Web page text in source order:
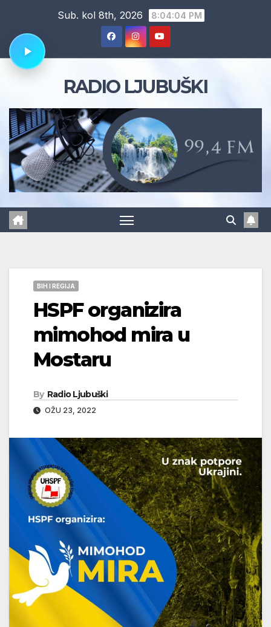
content
Sub. kol 8th, 2026 8:04:05 PM
RADIO LJUBUŠKI
BIH I REGIJA
HSPF organizira
mimohod mira u
Mostaru
By Radio Ljubuški
OŽU 23, 2022